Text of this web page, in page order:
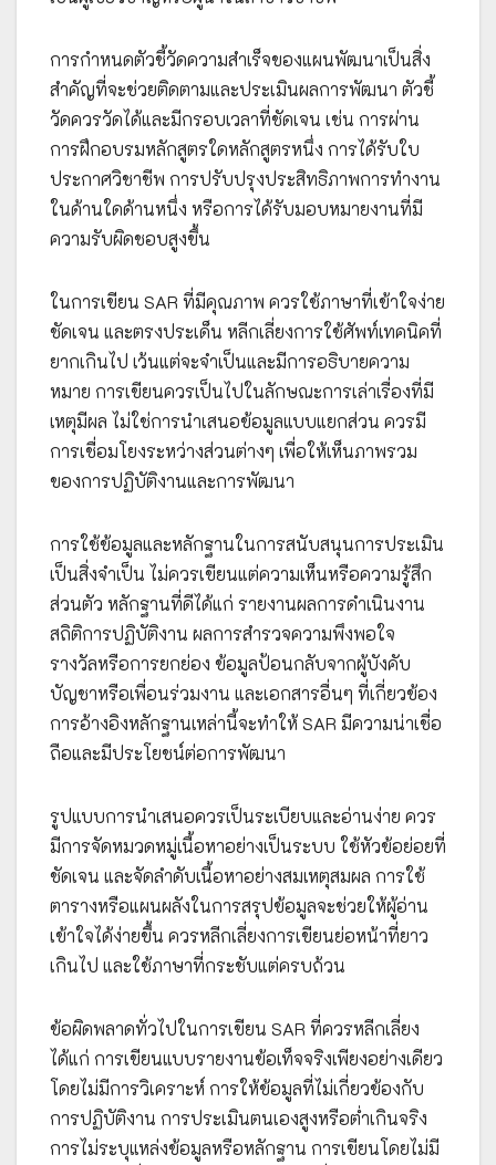
การกำหนดตัวชี้วัดความสำเร็จของแผนพัฒนาเป็นสิ่ง
สำคัญที่จะช่วยติดตามและประเมินผลการพัฒนา ตัวชี้
วัดควรวัดได้และมีกรอบเวลาที่ชัดเจน เช่น การผ่าน
การฝึกอบรมหลักสูตรใดหลักสูตรหนึ่ง การได้รับใบ
ประกาศวิชาชีพ การปรับปรุงประสิทธิภาพการทำงาน
ในด้านใดด้านหนึ่ง หรือการได้รับมอบหมายงานที่มี
ความรับผิดชอบสูงขึ้น
ในการเขียน SAR ที่มีคุณภาพ ควรใช้ภาษาที่เข้าใจง่าย
ชัดเจน และตรงประเด็น หลีกเลี่ยงการใช้ศัพท์เทคนิคที่
ยากเกินไป เว้นแต่จะจำเป็นและมีการอธิบายความ
หมาย การเขียนควรเป็นไปในลักษณะการเล่าเรื่องที่มี
เหตุมีผล ไม่ใช่การนำเสนอข้อมูลแบบแยกส่วน ควรมี
การเชื่อมโยงระหว่างส่วนต่างๆ เพื่อให้เห็นภาพรวม
ของการปฏิบัติงานและการพัฒนา
การใช้ข้อมูลและหลักฐานในการสนับสนุนการประเมิน
เป็นสิ่งจำเป็น ไม่ควรเขียนแต่ความเห็นหรือความรู้สึก
ส่วนตัว หลักฐานที่ดีได้แก่ รายงานผลการดำเนินงาน
สถิติการปฏิบัติงาน ผลการสำรวจความพึงพอใจ
รางวัลหรือการยกย่อง ข้อมูลป้อนกลับจากผู้บังคับ
บัญชาหรือเพื่อนร่วมงาน และเอกสารอื่นๆ ที่เกี่ยวข้อง
การอ้างอิงหลักฐานเหล่านี้จะทำให้ SAR มีความน่าเชื่อ
ถือและมีประโยชน์ต่อการพัฒนา
รูปแบบการนำเสนอควรเป็นระเบียบและอ่านง่าย ควร
มีการจัดหมวดหมู่เนื้อหาอย่างเป็นระบบ ใช้หัวข้อย่อยที่
ชัดเจน และจัดลำดับเนื้อหาอย่างสมเหตุสมผล การใช้
ตารางหรือแผนผลังในการสรุปข้อมูลจะช่วยให้ผู้อ่าน
เข้าใจได้ง่ายขึ้น ควรหลีกเลี่ยงการเขียนย่อหน้าที่ยาว
เกินไป และใช้ภาษาที่กระชับแต่ครบถ้วน
ข้อผิดพลาดทั่วไปในการเขียน SAR ที่ควรหลีกเลี่ยง
ได้แก่ การเขียนแบบรายงานข้อเท็จจริงเพียงอย่างเดียว
โดยไม่มีการวิเคราะห์ การให้ข้อมูลที่ไม่เกี่ยวข้องกับ
การปฏิบัติงาน การประเมินตนเองสูงหรือต่ำเกินจริง
การไม่ระบุแหล่งข้อมูลหรือหลักฐาน การเขียนโดยไม่มี